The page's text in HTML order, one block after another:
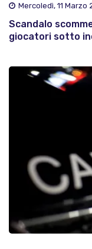
Mercoledì, 11 Marzo
Scandalo
giocatori sotto